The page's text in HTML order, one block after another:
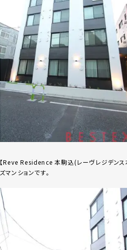
【Reve Residence 本駒込(レーヴレジデン
ズマンションです。